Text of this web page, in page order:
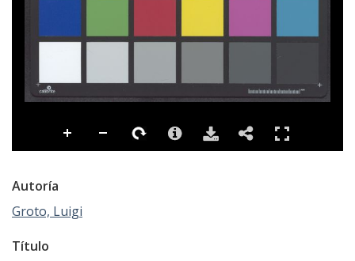
Autoría
Groto, Luigi
Título